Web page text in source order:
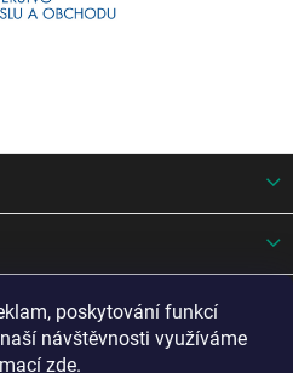
poskytování funkcí
návštěvnosti využíváme
zde.